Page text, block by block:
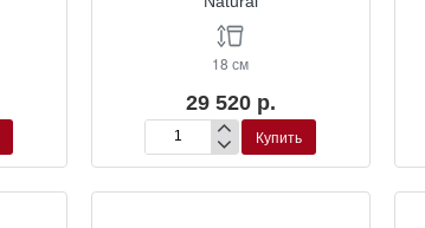
18 см
29 520 р.
Кашпо
Baq
Polystone
Купить